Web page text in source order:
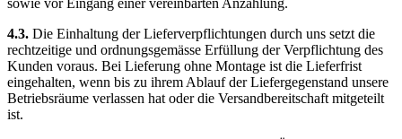
4.3. Die Einhaltung der Lieferverpflichtungen durch uns setzt die
rechtzeitige und ordnungsgemässe Erfüllung der Verpflichtung des
Kunden voraus. Bei Lieferung ohne Montage ist die Lieferfrist
eingehalten, wenn bis zu ihrem Ablauf der Liefergegenstand unsere
Betriebsräume verlassen hat oder die Versandbereitschaft mitgeteilt
ist.